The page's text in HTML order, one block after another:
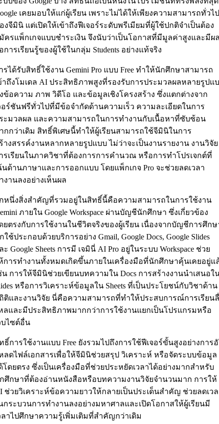
เคยมอบให้แก่ผู้เรียน เพราะไม่ได้ให้เพียงความสามารถทั่วไป
งจีมินิ แต่เปิดให้เข้าถึงฟีเจอร์ระดับพรีเมียมที่ผู้ใช้ปกติจำเป็นต้อง
ครแพ็กเกจแบบชำระเงิน จึงนับว่าเป็นโอกาสที่มีมูลค่าสูงและมีผ
การเรียนรู้ของผู้ใช้ในกลุ่ม Students อย่างแท้จริง
รได้รับสิทธิ์ใช้งาน Gemini Pro แบบ Free ทำให้นักศึกษาสามารถ
าถึงโมเดล AI ประสิทธิภาพสูงที่รองรับการประมวลผลหลายรูปแ
ข้อความ ภาพ วิดีโอ และข้อมูลเชิงโครงสร้าง ซึ่งแตกต่างจาก
อร์ชันฟรีทั่วไปที่มีข้อจำกัดด้านความเร็ว ความละเอียดในการ
ะมวลผล และความสามารถในการทำงานกับเนื้อหาที่ซับซ้อน
กกว่าเดิม สิทธิ์พิเศษนี้ทำให้ผู้เรียนสามารถใช้จีมินิในการ
างสรรค์งานหลากหลายรูปแบบ ไม่ว่าจะเป็นงานรายงาน งานวิจัย
รเรียนในภาควิชาที่ต้องการการคำนวณ หรือการทำโปรเจกต์ที่
นด้านภาษาและการออกแบบ โดยแพ็กเกจ Pro จะช่วยลดเวลา
งานลงอย่างเห็นผล
หนึ่งสิ่งสำคัญที่รวมอยู่ในสิทธิ์นี้คือความสามารถในการใช้งาน
ภายใน Google Workspace ผ่านบัญชีนักศึกษา ซึ่งเกี่ยวข้อง
ยตรงกับการใช้งานในชีวิตจริงของผู้เรียน เนื่องจากบัญชีการศึกษ
ใช้ประกอบด้วยบริการอย่าง Gmail, Google Docs, Google Slides
ะ Google Sheets การมี เจมินี่ AI Pro อยู่ในระบบ Workspace ช่วย
การทำงานทั้งหมดเกิดขึ้นภายในเครื่องมือที่นักศึกษาคุ้นเคยอยู่แ
น การให้จีมินิช่วยเขียนบทความใน Docs การสร้างงานนำเสนอใ
หรือการวิเคราะห์ข้อมูลใน Sheets ที่เป็นประโยชน์กับวิชาด้าน
ติและงานวิจัย นี่คือความสามารถที่ทำให้ประสบการณ์การเรียน
ลและมีประสิทธิภาพมากกว่าการใช้งานแยกเป็นโปรแกรมหรือ
บไซต์อื่น
ธิ์การใช้งานแบบ Free ยังรวมไปถึงการใช้ฟีเจอร์ขั้นสูงอย่างการ
ลดไฟล์เอกสารเพื่อให้จีมินิช่วยสรุป วิเคราะห์ หรือจัดระบบข้อมูล
โดยตรง ซึ่งเป็นเครื่องมือที่ช่วยประหยัดเวลาได้อย่างมากสำหรับ
ศึกษาที่ต้องอ่านหนังสือหรือบทความงานวิจัยจำนวนมาก การให้
ช่วยวิเคราะห์ข้อความยาวให้กลายเป็นประเด็นสำคัญ ช่วยลดเว
กระบวนการทำงานลงอย่างมหาศาลและเปิดโอกาสให้ผู้เรียนมี
ลาไปศึกษาความรู้เพิ่มเติมที่สำคัญกว่าเดิม